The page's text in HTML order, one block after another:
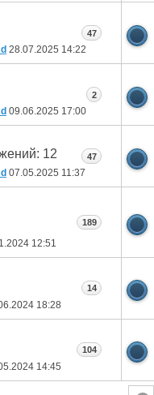
28.07.2025 14:22
47
09.06.2025 17:00
2
07.05.2025 11:37
47
12:51
189
18:28
14
14:45
104